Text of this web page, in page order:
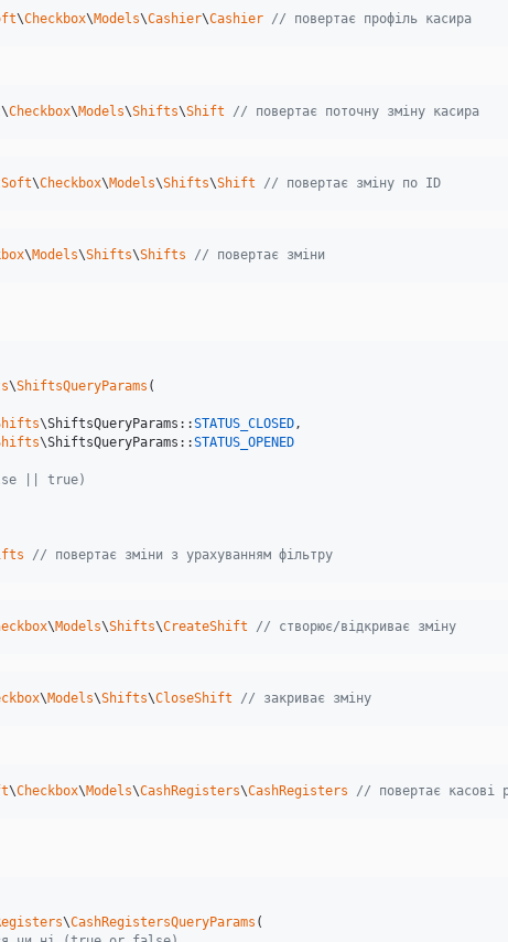
\Checkbox\Models\Cashier\Cashier // повертає профіль касира
\Checkbox\Models\Shifts\Shift // повертає поточну зміну касира
\Checkbox\Models\Shifts\Shift // повертає зміну по ID
\Models\Shifts\Shifts // повертає зміни
\ShiftsQueryParams (
\ShiftsQueryParams::STATUS_CLOSED,
\ShiftsQueryParams::STATUS_OPENED
|| true)
// повертає зміни з урахуванням фільтру
\Models\Shifts\CreateShift // створює/відкриває зміну
\Models\Shifts\CloseShift // закриває зміну
\Checkbox\Models\CashRegisters\CashRegisters // повертає касові
\CashRegistersQueryParams (